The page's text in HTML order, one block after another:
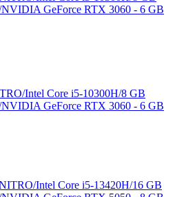
Intel Core i5-10300H/8 GB
GeForce RTX 3060 - 6 GB